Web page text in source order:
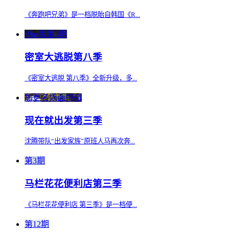
《奔跑吧兄弟》是一档脱胎自韩国《R...
Plus版第3期
密室大逃脱第八季
《密室大逃脱 第八季》全新升级，多...
加更名场面特辑
现在就出发第三季
沈腾带队“出发家族”原班人马再次奔...
第3期
马栏花花便利店第三季
《马栏花花便利店 第三季》是一档便...
第12期